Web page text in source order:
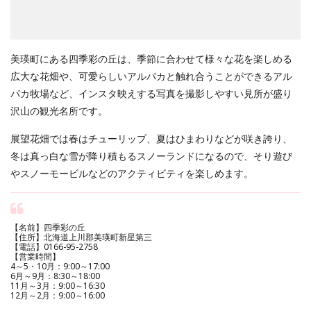
美瑛町にある四季彩の丘は、季節に合わせて様々な花を楽しめる
広大な花畑や、可愛らしいアルパカと触れ合うことができるアル
パカ牧場など、インスタ映えする写真を撮影しやすい見所が盛り
沢山の観光名所です。
展望花畑では春はチューリップ、夏はひまわりなどが咲き誇り、
冬は真っ白な雪が降り積もるスノーランドになるので、そり遊び
やスノーモービルなどのアクティビティを楽しめます。
【名前】四季彩の丘
【住所】北海道上川郡美瑛町新星第三
【電話】0166-95-2758
【営業時間】
4～5・10月：9:00～17:00
6月～9月：8:30～18:00
11月～3月：9:00～16:30
12月～2月：9:00～16:00